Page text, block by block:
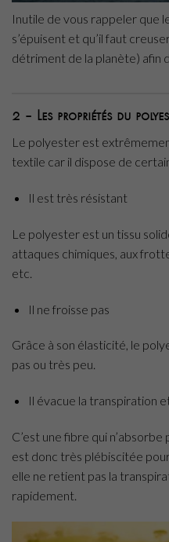
Inutile de vous rappeler que
s’épuisent et qu’il faut
détriment de la planète) afin
2 – Les propriétés du
Le polyester est
textile car il dispose de
Il est très résistant
Le polyester est un tissu
attaques chimiques, aux
etc.
Il ne froisse pas
Grâce à son élasticité, le
pas ou très peu.
Il évacue la transpiration
C’est une fibre qui
est donc très plébiscitée
elle ne retient pas la
rapidement.